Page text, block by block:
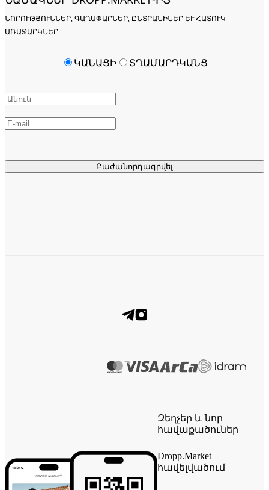
ՆՈՐՈՒԹՅՈՒՆՆԵՐ, ԳԱՂԱՓԱՐՆԵՐ, ԸՆՏՐԱՆԻՆԵՐ ԵՒ ՀԱՏՈՒԿ Ա
ՌԱՋԱՐԿՆԵՐ
Բաժանորդագրվել
ԿԱՆԱՑԻ ՏՂԱՄԱՐԴԿԱՆՑ
Զեղչեր և նոր
հավաքածուներ
Dropp.Market
հավելվածում